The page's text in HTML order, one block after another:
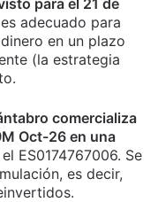
adecuado para
en un plazo
(la estrategia
comercializa
Oct-26 en una
ES0174767006. Se
, es decir,